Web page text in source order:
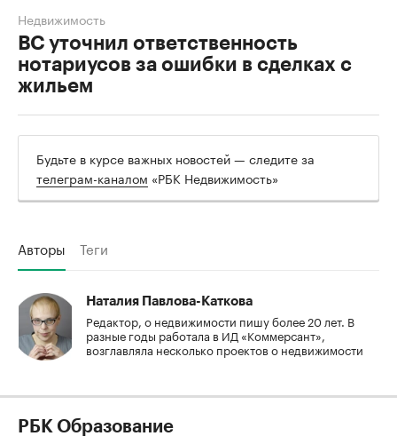
ВС уточнил ответственность
нотариусов за ошибки в сделках с
жильем
Недвижимость
Будьте в курсе важных новостей — следите за
телеграм-каналом «РБК Недвижимость»
Авторы Теги
Наталия Павлова-Каткова
Редактор, о недвижимости пишу более 20 лет. В
разные годы работала в ИД «Коммерсант»,
возглавляла несколько проектов о недвижимости
РБК Образование